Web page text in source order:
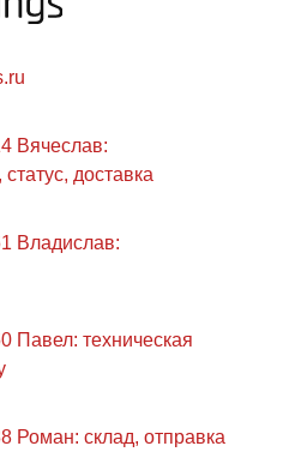
Вячеслав:
доставка
Владислав:
Павел: техническая
Роман: склад, отправка